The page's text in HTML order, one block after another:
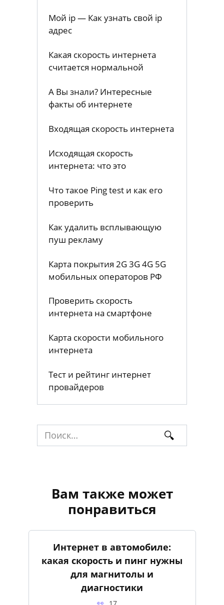
Мой ip — Как узнать свой ip
адрес
Какая скорость интернета
считается нормальной
А Вы знали? Интересные
факты об интернете
Входящая скорость интернета
Исходящая скорость
интернета: что это
Что такое Ping test и как его
проверить
Как удалить всплывающую
пуш рекламу
Карта покрытия 2G 3G 4G 5G
мобильных операторов РФ
Проверить скорость
интернета на смартфоне
Карта скорости мобильного
интернета
Тест и рейтинг интернет
провайдеров
Search
for:
Вам также может
понравиться
Интернет в автомобиле:
какая скорость и пинг нужны
для магнитолы и
диагностики